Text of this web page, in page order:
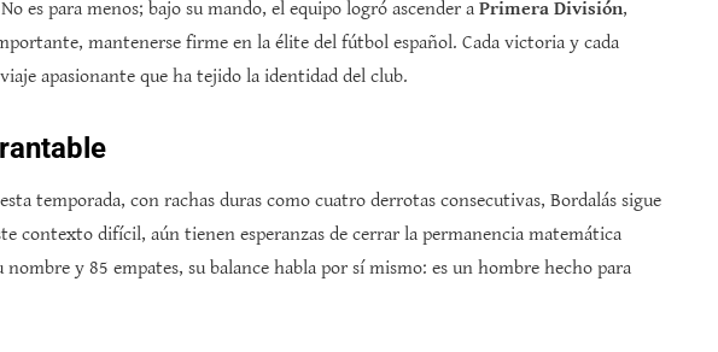
es para menos; bajo su mando, el equipo logró ascender a Primera División,
mantenerse firme en la élite del fútbol español. Cada victoria y cada
apasionante que ha tejido la identidad del club.
temporada, con rachas duras como cuatro derrotas consecutivas, Bordalás sigue
contexto difícil, aún tienen esperanzas de cerrar la permanencia matemática
y 85 empates, su balance habla por sí mismo: es un hombre hecho para